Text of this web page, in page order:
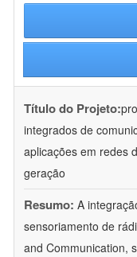
Título do Projeto:
integrados de
aplicações em redes
geração
Resumo: A
sensoriamento de
and Communication,